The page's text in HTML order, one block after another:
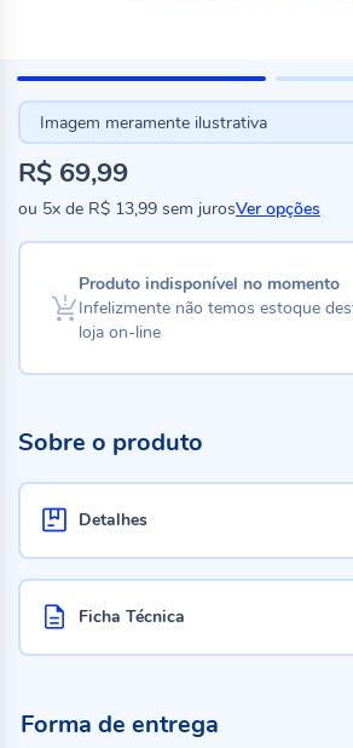
Imagem meramente ilustrativa
R$ 69,99
ou 5x de R$ 13,99 sem jurosVer opções
Produto indisponível no momento
Infelizmente não temos estoque
loja on-line
Sobre o produto
Detalhes
Ficha Técnica
Forma de entrega